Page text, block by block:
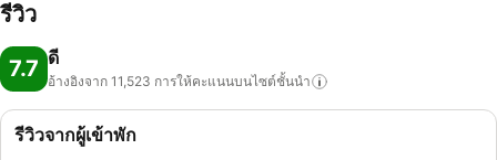
รีวิว
7.7 ดี
อ้างอิงจาก 11,523 การให้คะแนนบนไซต์ชั้นนำ
รีวิวจากผู้เข้าพัก